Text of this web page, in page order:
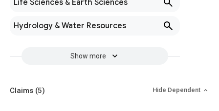
Life Sciences & Earth Sciences
Hydrology & Water Resources
Show more
Claims (5) Hide Dependent